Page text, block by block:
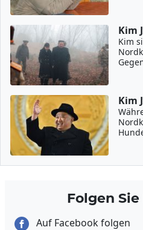
Kim
Kim
Kim
Folgen
Auf Facebook folgen